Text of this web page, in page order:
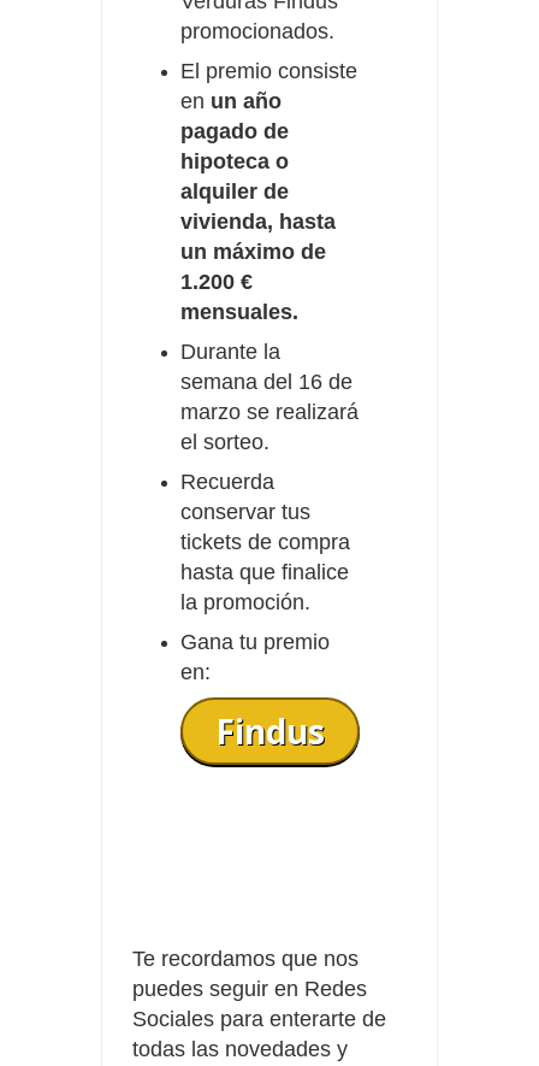
promocionados.
El premio consiste
en un año
pagado de
hipoteca o
alquiler de
vivienda, hasta
un máximo de
1.200 €
mensuales.
Durante la
semana del 16 de
marzo se realizará
el sorteo.
Recuerda
conservar tus
tickets de compra
hasta que finalice
la promoción.
Gana tu premio
en:
Findus
Te recordamos que nos
puedes seguir en Redes
Sociales para enterarte de
todas las novedades y